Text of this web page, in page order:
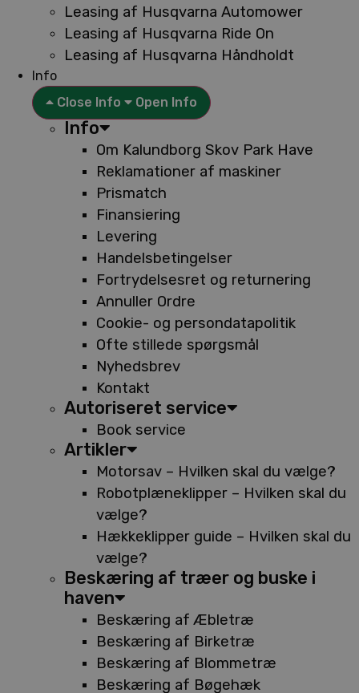
Leasing af Husqvarna Automower
Leasing af Husqvarna Ride On
Leasing af Husqvarna Håndholdt
Info
Close Info
Open Info
Info
Om Kalundborg Skov Park Have
Reklamationer af maskiner
Prismatch
Finansiering
Levering
Handelsbetingelser
Fortrydelsesret og returnering
Annuller Ordre
Cookie- og persondatapolitik
Ofte stillede spørgsmål
Nyhedsbrev
Kontakt
Autoriseret service
Book service
Artikler
Motorsav – Hvilken skal du vælge?
Robotplæneklipper – Hvilken skal du
vælge?
Hækkeklipper guide – Hvilken skal du
vælge?
Beskæring af træer og buske i
haven
Beskæring af Æbletræ
Beskæring af Birketræ
Beskæring af Blommetræ
Beskæring af Bøgehæk